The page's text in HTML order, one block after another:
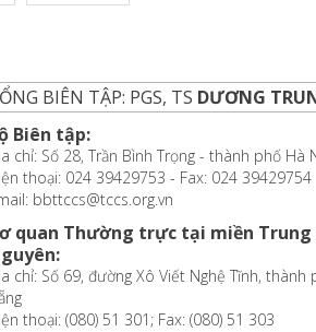
BIÊN TẬP: PGS, TS DƯƠNG
Biên tập:
chỉ: Số 28, Trần Bình Trọng - thành phố Hà
thoại: 024 39429753 - Fax: 024 39429754
bbttccs@tccs.org.vn
quan Thường trực tại miền Trung
chỉ: Số 69, đường Xô Viết Nghệ Tĩnh, thành
thoại: (080) 51 301; Fax: (080) 51 303